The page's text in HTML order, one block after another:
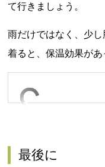
て行きましょう。
雨だけではなく、少
着ると、保温効果があ
最後に